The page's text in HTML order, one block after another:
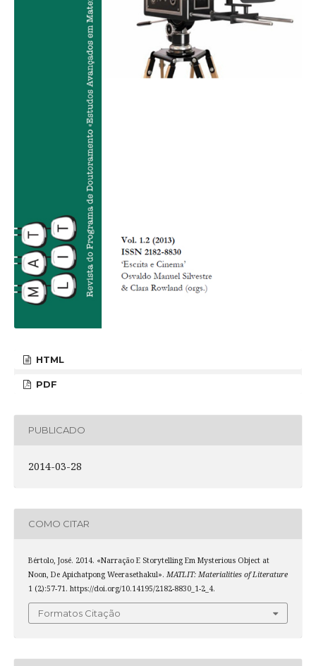
HTML
PDF
PUBLICADO
2014-03-28
COMO CITAR
Bértolo, José. 2014. «Narração E Storytelling Em Mysterious Object at
Noon, De Apichatpong Weerasethakul». MATLIT: Materialities of Literature
1 (2):57-71. https://doi.org/10.14195/2182-8830_1-2_4.
Formatos Citação